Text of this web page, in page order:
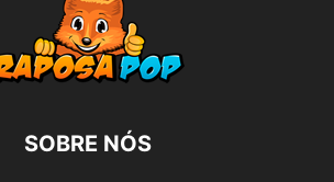
SOBRE NÓS